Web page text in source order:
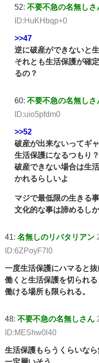
52: 不要不急の名無しさ
ID:HuKHbqp+0
>>47
逆に破産ができないと
それとも生活保護が確
るの？
60: 不要不急の名無しさ
ID:uio5pfdm0
>>52
破産が出来ないってギ
生活保護になるつもり
破産できない場合は生
かれるらしいよ
マジで最低限の生きる
文化的な事は諦めるし
41: 名無しのリバタリアン
ID:6ZPoyF7l0
一度生活保護にハマると抜
働くと生活保護を切られ
働ける場所も限られる。
48: 不要不急の名無しさん
ID:MEShw0l40
生活保護もらうくらいな